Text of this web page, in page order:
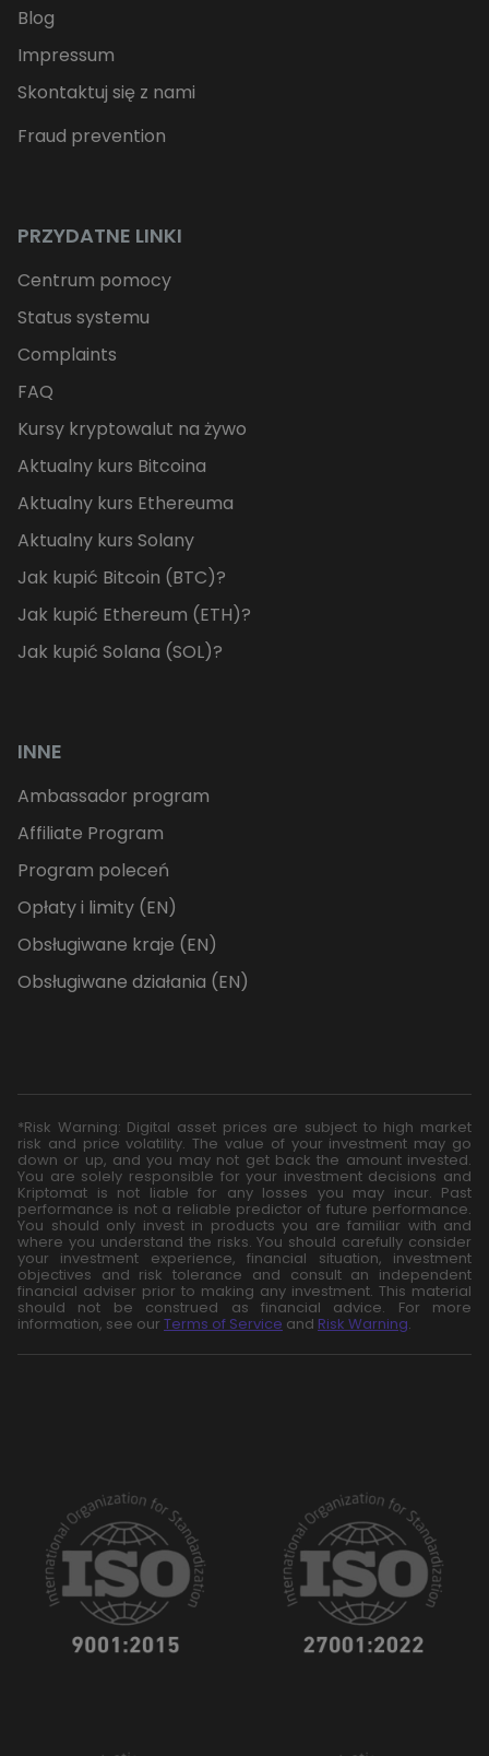
Blog
Impressum
Skontaktuj się z nami
Fraud prevention
PRZYDATNE LINKI
Centrum pomocy
Status systemu
Complaints
FAQ
Kursy kryptowalut na żywo
Aktualny kurs Bitcoina
Aktualny kurs Ethereuma
Aktualny kurs Solany
Jak kupić Bitcoin (BTC)?
Jak kupić Ethereum (ETH)?
Jak kupić Solana (SOL)?
INNE
Ambassador program
Affiliate Program
Program poleceń
Opłaty i limity (EN)
Obsługiwane kraje (EN)
Obsługiwane działania (EN)
*Risk Warning: Digital asset prices are subject to high market
risk and price volatility. The value of your investment may go
down or up, and you may not get back the amount invested.
You are solely responsible for your investment decisions and
Kriptomat is not liable for any losses you may incur. Past
performance is not a reliable predictor of future performance.
You should only invest in products you are familiar with and
where you understand the risks. You should carefully consider
your investment experience, financial situation, investment
objectives and risk tolerance and consult an independent
financial adviser prior to making any investment. This material
should not be construed as financial advice. For more
information, see our Terms of Service and Risk Warning.